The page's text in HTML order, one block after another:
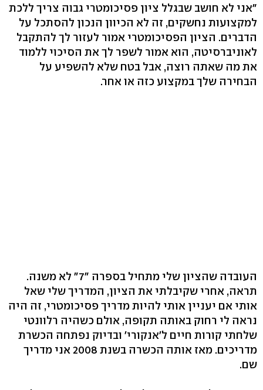
"אני לא חושב שבגלל ציון פסיכומטרי גבוה צריך ללכת
למקצועות נחשקים, זה לא הכיוון הנכון להסתכל על
הדברים. הציון הפסיכומטרי אמור לעזור לך להתקבל
לאוניברסיטה, הוא אמור לשפר לך את הסיכוי ללמוד
את מה שאתה רוצה, אבל בטח שלא להשפיע על
הבחירה שלך במקצוע כזה או אחר.
העובדה שהציון שלי מתחיל בספרה "7" לא משנה.
תראה, אחרי שקיבלתי את הציון, המדריך שלי שאל
אותי אם יעניין אותי להיות מדריך פסיכומטרי, זה היה
נראה לי רחוק באותה תקופה, אולם כשהיה רלוונטי
שלחתי קורות חיים ל'אנקורי' ובדיוק נפתחה הכשרת
מדריכים. מאז אותה הכשרה בשנת 2008 אני מדריך
שם.